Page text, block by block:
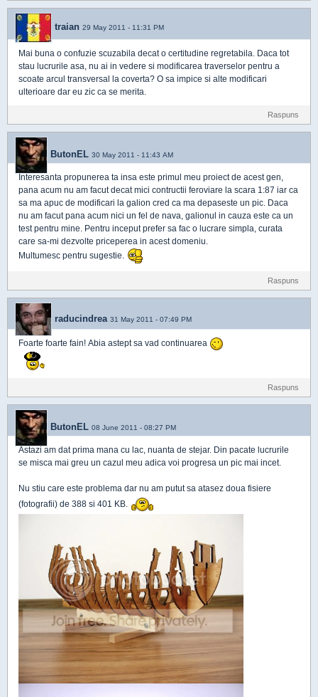
traian 29 May 2011 - 11:31 PM
Mai buna o confuzie scuzabila decat o certitudine regretabila. Daca tot
stau lucrurile asa, nu ai in vedere si modificarea traverselor pentru a
scoate arcul transversal la coverta? O sa impice si alte modificari
ulterioare dar eu zic ca se merita.
Raspuns
ButonEL 30 May 2011 - 11:43 AM
Interesanta propunerea ta insa este primul meu proiect de acest gen,
pana acum nu am facut decat mici contructii feroviare la scara 1:87 iar ca
sa ma apuc de modificari la galion cred ca ma depaseste un pic. Daca
nu am facut pana acum nici un fel de nava, galionul in cauza este ca un
test pentru mine. Pentru inceput prefer sa fac o lucrare simpla, curata
care sa-mi dezvolte priceperea in acest domeniu.
Multumesc pentru sugestie.
Raspuns
raducindrea 31 May 2011 - 07:49 PM
Foarte foarte fain! Abia astept sa vad continuarea
Raspuns
ButonEL 08 June 2011 - 08:27 PM
Astazi am dat prima mana cu lac, nuanta de stejar. Din pacate lucrurile
se misca mai greu un cazul meu adica voi progresa un pic mai incet.
Nu stiu care este problema dar nu am putut sa atasez doua fisiere
(fotografii) de 388 si 401 KB.